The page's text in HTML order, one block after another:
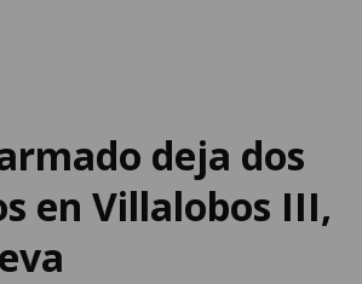
deja dos
en Villalobos III,